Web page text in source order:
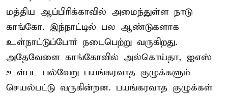
மத்திய ஆப்பிரிக்காவில் அமைந்துள்ள நாடு
காங்கோ. இந்நாட்டில் பல ஆண்டுகளாக
உள்நாட்டுப்போர் நடைபெற்று வருகிறது.
அதேவேளை காங்கோவில் அல்கொய்தா, ஐஎஸ்
உள்பட பல்வேறு பயங்கரவாத குழுக்களும்
செயல்பட்டு வருகின்றன. பயங்கரவாத குழுக்கள்